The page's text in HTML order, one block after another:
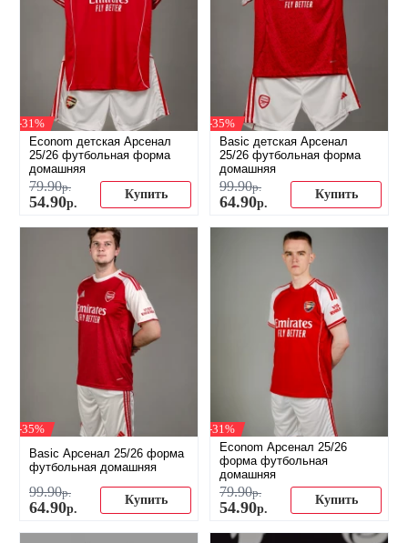
-31%
Econom детская Арсенал
25/26 футбольная форма
домашняя
79.90р.
54.90р.
Купить
-35%
Basic детская Арсенал
25/26 футбольная форма
домашняя
99.90р.
64.90р.
Купить
-35%
Basic Арсенал 25/26 форма
футбольная домашняя
99.90р.
64.90р.
Купить
-31%
Econom Арсенал 25/26
форма футбольная
домашняя
79.90р.
54.90р.
Купить